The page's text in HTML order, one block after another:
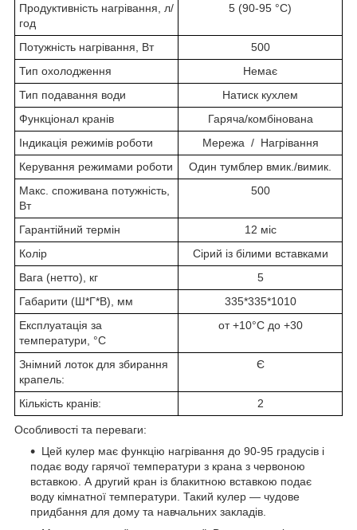
Продуктивність нагрівання, л/
год
5 (90-95 °C)
Потужність нагрівання, Вт
500
Тип охолодження
Немає
Тип подавання води
Натиск кухлем
Функціонал кранів
Гаряча/комбінована
Індикація режимів роботи
Мережа / Нагрівання
Керування режимами роботи
Один тумблер вмик./вимик.
Макс. споживана потужність,
Вт
500
Гарантійний термін
12 міс
Колір
Сірий із білими вставками
Вага (нетто), кг
5
Габарити (Ш*Г*В), мм
335*335*1010
Експлуатація за
температури, °C
от +10°C до +30
Знімний лоток для збирання
крапель:
Є
Кількість кранів: 2
Особливості та переваги:
Цей кулер має функцію нагрівання до 90-95 градусів і
подає воду гарячої температури з крана з червоною
вставкою. А другий кран із блакитною вставкою подає
воду кімнатної температури. Такий кулер — чудове
придбання для дому та навчальних закладів.